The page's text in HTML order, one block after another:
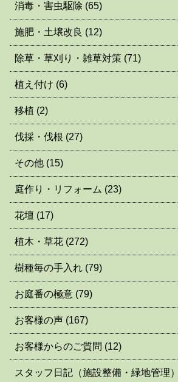
消毒・害虫駆除 (65)
施肥・土壌改良 (12)
除草・草刈り・雑草対策 (71)
植え付け (6)
移植 (2)
伐採・伐根 (27)
その他 (15)
庭作り・リフォーム (23)
花壇 (17)
植木・草花 (272)
樹種毎の手入れ (79)
お庭番の極意 (79)
お客様の声 (167)
お客様からのご質問 (12)
スタッフ日記（施設整備・緑地管理）